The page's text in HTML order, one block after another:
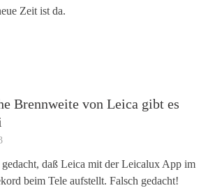
Zeit ist da.
Brennweite von Leica gibt es
daß Leica mit der Leicalux App im
beim Tele aufstellt. Falsch gedacht!